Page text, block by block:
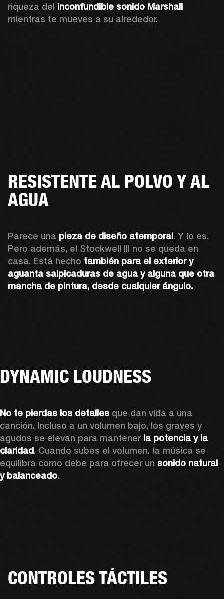
riqueza del inconfundible sonido Marshall
mientras te mueves a su alrededor.
RESISTENTE AL POLVO Y AL
AGUA
Parece una pieza de diseño atemporal. Y lo es.
Pero además, el Stockwell III no se queda en
casa. Está hecho también para el exterior y
aguanta salpicaduras de agua y alguna que otra
mancha de pintura, desde cualquier ángulo.
DYNAMIC LOUDNESS
No te pierdas los detalles que dan vida a una
canción. Incluso a un volumen bajo, los graves y
agudos se elevan para mantener la potencia y la
claridad. Cuando subes el volumen, la música se
equilibra como debe para ofrecer un sonido natural
y balanceado.
CONTROLES TÁCTILES